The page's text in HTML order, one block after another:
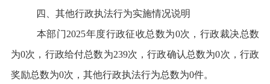
四、其他行政执法行为实施情况说明
本部门2025年度行政征收总数为0次，行政裁决总数
为0次，行政给付总数为239次，行政确认总数为0次，行政
奖励总数为0次，其他行政执法行为总数为0件。